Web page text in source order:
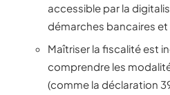
accessible par la
démarches bancaires et
Maîtriser la fiscalité est
comprendre les
(comme la déclaration